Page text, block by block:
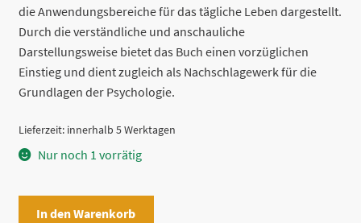
die Anwendungsbereiche für das tägliche Leben dargestellt.
Durch die verständliche und anschauliche
Darstellungsweise bietet das Buch einen vorzüglichen
Einstieg und dient zugleich als Nachschlagewerk für die
Grundlagen der Psychologie.
Lieferzeit: innerhalb 5 Werktagen
Nur noch 1 vorrätig
In den Warenkorb